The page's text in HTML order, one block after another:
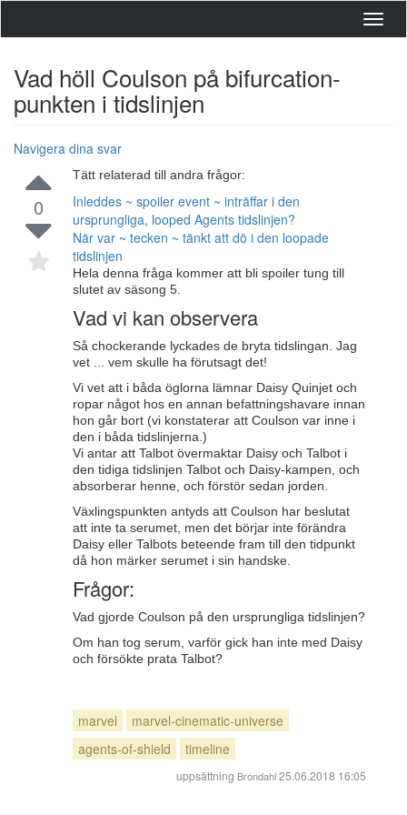
Vad höll Coulson på bifurcation-
punkten i tidslinjen
Navigera dina svar
0
Tätt relaterad till andra frågor:
Inleddes ~ spoiler event ~ inträffar i den
ursprungliga, looped Agents tidslinjen?
När var ~ tecken ~ tänkt att dö i den loopade
tidslinjen
Hela denna fråga kommer att bli spoiler tung till
slutet av säsong 5.
Vad vi kan observera
Så chockerande lyckades de bryta tidslingan. Jag
vet ... vem skulle ha förutsagt det!
Vi vet att i båda öglorna lämnar Daisy Quinjet och
ropar något hos en annan befattningshavare innan
hon går bort (vi konstaterar att Coulson var inne i
den i båda tidslinjerna.)
Vi antar att Talbot övermaktar Daisy och Talbot i
den tidiga tidslinjen Talbot och Daisy-kampen, och
absorberar henne, och förstör sedan jorden.
Växlingspunkten antyds att Coulson har beslutat
att inte ta serumet, men det börjar inte förändra
Daisy eller Talbots beteende fram till den tidpunkt
då hon märker serumet i sin handske.
Frågor:
Vad gjorde Coulson på den ursprungliga tidslinjen?
Om han tog serum, varför gick han inte med Daisy
och försökte prata Talbot?
marvel
marvel-cinematic-universe
agents-of-shield
timeline
uppsättning Brondahl25.06.2018 16:05